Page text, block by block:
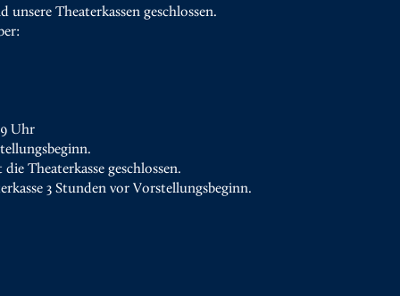
Theaterkassen geschlossen.
Uhr
Theaterkasse geschlossen.
3 Stunden vor Vorstellungsbeginn.